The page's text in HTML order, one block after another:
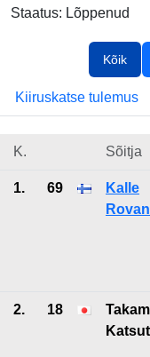
Staatus: Lõppenud
Kõik
Kiiruskatse tulemus
K. Sõitja
1. 69
Kalle
2. 18